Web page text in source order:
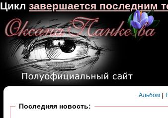
Альбом
Последняя новость:
Цикл завершается последним